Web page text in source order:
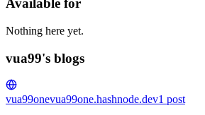
Available for
Nothing here yet.
vua99's blogs
vua99onevua99one.hashnode.dev1 post